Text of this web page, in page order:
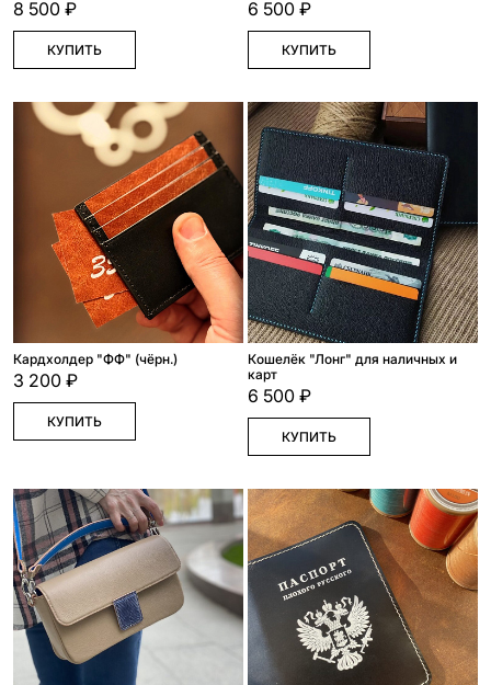
8 500 ₽
КУПИТЬ
6 500 ₽
КУПИТЬ
Кардхолдер "ФФ" (чёрн.)
3 200 ₽
КУПИТЬ
Кошелёк "Лонг" для наличных и
карт
6 500 ₽
КУПИТЬ